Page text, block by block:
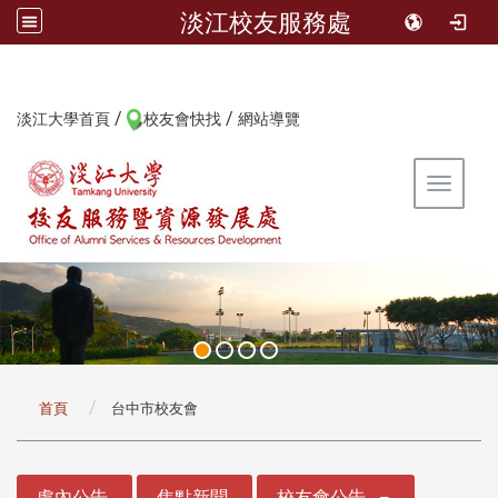
淡江校友服務處
淡江大學首頁 / 校友會快找 / 網站導覽
Toggle
首頁 台中市校友會